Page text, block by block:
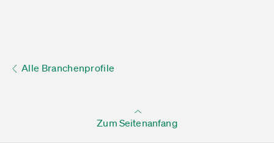
Alle Branchenprofile
Zum Seitenanfang